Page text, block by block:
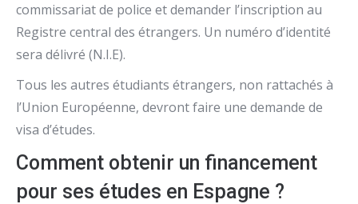
commissariat de police et demander l’inscription au
Registre central des étrangers. Un numéro d’identité
sera délivré (N.I.E).
Tous les autres étudiants étrangers, non rattachés à
l’Union Européenne, devront faire une demande de
visa d’études.
Comment obtenir un financement
pour ses études en Espagne ?